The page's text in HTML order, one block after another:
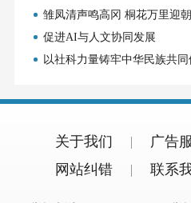
雏凤清声鸣高冈 桐花万里迎
促进AI与人文协同发展
以社科力量铸牢中华民族共同
关于我们 广告
网站纠错
联系